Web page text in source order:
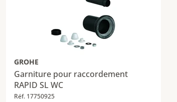
GROHE
Garniture pour raccordement
RAPID SL WC
Réf. 17750925